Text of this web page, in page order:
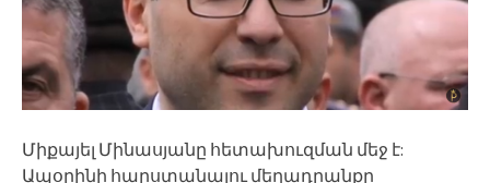
Միքայել Մինասյանը հետախուզման մեջ է:
Ապօրինի հարստանալու մեղադրանքը